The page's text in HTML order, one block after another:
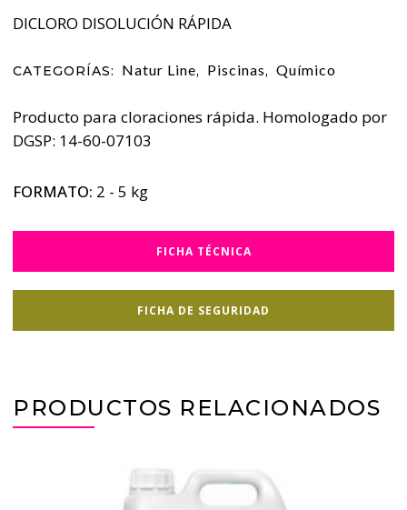
DICLORO DISOLUCIÓN RÁPIDA
CATEGORÍAS: Natur Line, Piscinas, Químico
Producto para cloraciones rápida. Homologado por
DGSP: 14-60-07103
FORMATO: 2 - 5 kg
FICHA TÉCNICA
FICHA DE SEGURIDAD
PRODUCTOS RELACIONADOS